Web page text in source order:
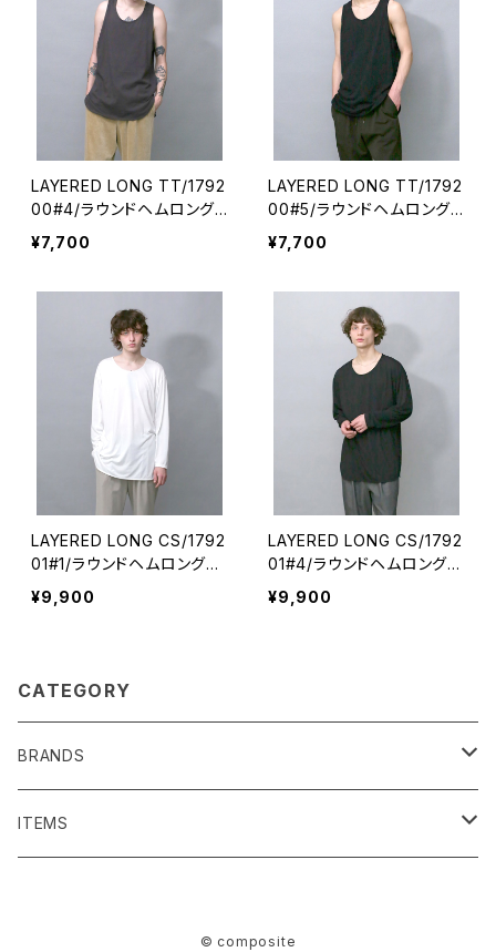
LAYERED LONG TT/1792
00#4/ラウンドヘムロング
タンクトップ
¥7,700
LAYERED LONG TT/1792
00#5/ラウンドヘムロングタ
ンクトップ
¥7,700
LAYERED LONG CS/1792
01#1/ラウンドヘムロングカ
ットソー
¥9,900
LAYERED LONG CS/1792
01#4/ラウンドヘムロングカ
ットソー
¥9,900
CATEGORY
BRANDS
SENTI FLATTER THE SENSES
ITEMS
© composite